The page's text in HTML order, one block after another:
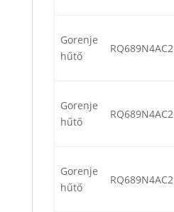
Gorenje
hűtő
RQ689N4AC2
Gorenje
hűtő
RQ689N4AC2
Gorenje
hűtő
RQ689N4AC2